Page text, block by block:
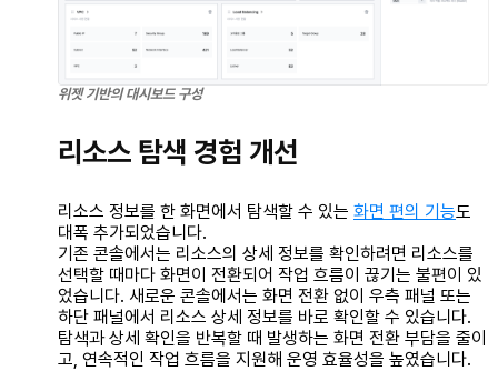
위젯 기반의 대시보드 구성
리소스 탐색 경험 개선
리소스 정보를 한 화면에서 탐색할 수 있는 화면 편의 기능도
대폭 추가되었습니다.
기존 콘솔에서는 리소스의 상세 정보를 확인하려면 리소스를
선택할 때마다 화면이 전환되어 작업 흐름이 끊기는 불편이 있
었습니다. 새로운 콘솔에서는 화면 전환 없이 우측 패널 또는
하단 패널에서 리소스 상세 정보를 바로 확인할 수 있습니다.
탐색과 상세 확인을 반복할 때 발생하는 화면 전환 부담을 줄이
고, 연속적인 작업 흐름을 지원해 운영 효율성을 높였습니다.